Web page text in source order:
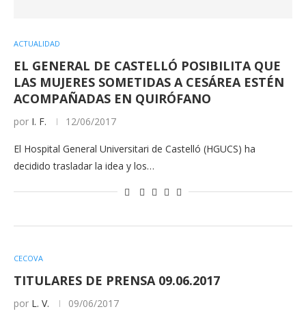
ACTUALIDAD
EL GENERAL DE CASTELLÓ POSIBILITA QUE
LAS MUJERES SOMETIDAS A CESÁREA ESTÉN
ACOMPAÑADAS EN QUIRÓFANO
por I. F. 12/06/2017
El Hospital General Universitari de Castelló (HGUCS) ha
decidido trasladar la idea y los…
CECOVA
TITULARES DE PRENSA 09.06.2017
por L. V. 09/06/2017